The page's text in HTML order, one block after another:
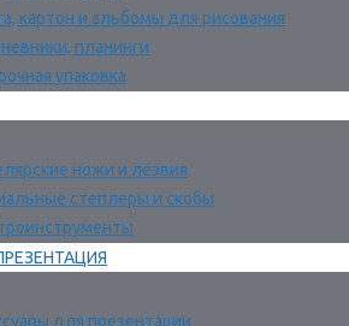
картон и альбомы для рисования
планинги
упаковка
ножи и лезвия
степлеры и скобы
для презентации